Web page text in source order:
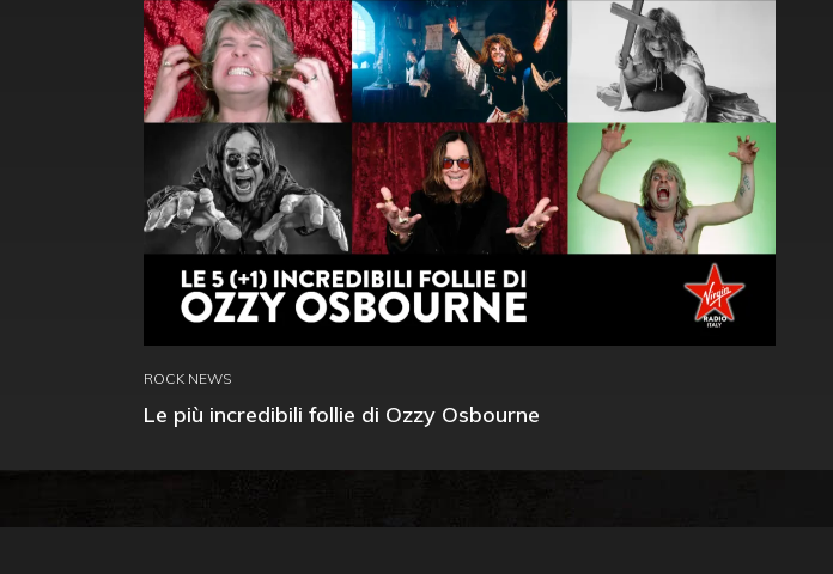
ROCK NEWS
Le più incredibili follie di Ozzy Osbourne